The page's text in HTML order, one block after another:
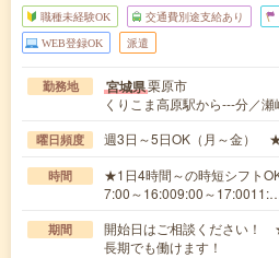
職種未経験OK 交通費別途支給あり
WEB登録OK 派遣
勤務地 宮城県栗原市
くりこま高原駅から---分／
曜日頻度 週3日～5日OK（月～金）
時間
★1日4時間～の時短シフト
7:00～16:009:00～
期間
開始日はご相談ください！
長期でも働けます！